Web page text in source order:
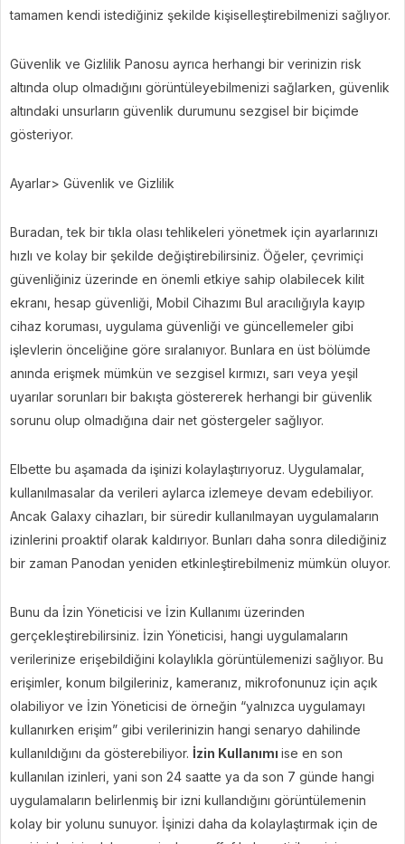
tamamen kendi istediğiniz şekilde kişiselleştirebilmenizi sağlıyor.
Güvenlik ve Gizlilik Panosu ayrıca herhangi bir verinizin risk
altında olup olmadığını görüntüleyebilmenizi sağlarken, güvenlik
altındaki unsurların güvenlik durumunu sezgisel bir biçimde
gösteriyor.
Ayarlar> Güvenlik ve Gizlilik
Buradan, tek bir tıkla olası tehlikeleri yönetmek için ayarlarınızı
hızlı ve kolay bir şekilde değiştirebilirsiniz. Öğeler, çevrimiçi
güvenliğiniz üzerinde en önemli etkiye sahip olabilecek kilit
ekranı, hesap güvenliği, Mobil Cihazımı Bul aracılığıyla kayıp
cihaz koruması, uygulama güvenliği ve güncellemeler gibi
işlevlerin önceliğine göre sıralanıyor. Bunlara en üst bölümde
anında erişmek mümkün ve sezgisel kırmızı, sarı veya yeşil
uyarılar sorunları bir bakışta göstererek herhangi bir güvenlik
sorunu olup olmadığına dair net göstergeler sağlıyor.
Elbette bu aşamada da işinizi kolaylaştırıyoruz. Uygulamalar,
kullanılmasalar da verileri aylarca izlemeye devam edebiliyor.
Ancak Galaxy cihazları, bir süredir kullanılmayan uygulamaların
izinlerini proaktif olarak kaldırıyor. Bunları daha sonra dilediğiniz
bir zaman Panodan yeniden etkinleştirebilmeniz mümkün oluyor.
Bunu da İzin Yöneticisi ve İzin Kullanımı üzerinden
gerçekleştirebilirsiniz. İzin Yöneticisi, hangi uygulamaların
verilerinize erişebildiğini kolaylıkla görüntülemenizi sağlıyor. Bu
erişimler, konum bilgileriniz, kameranız, mikrofonunuz için açık
olabiliyor ve İzin Yöneticisi de örneğin “yalnızca uygulamayı
kullanırken erişim” gibi verilerinizin hangi senaryo dahilinde
kullanıldığını da gösterebiliyor. İzin Kullanımı ise en son
kullanılan izinleri, yani son 24 saatte ya da son 7 günde hangi
uygulamaların belirlenmiş bir izni kullandığını görüntülemenin
kolay bir yolunu sunuyor. İşinizi daha da kolaylaştırmak için de